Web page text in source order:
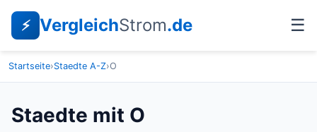
⚡ VergleichStrom.de ☰
Startseite›Staedte A-Z›O
Staedte mit O